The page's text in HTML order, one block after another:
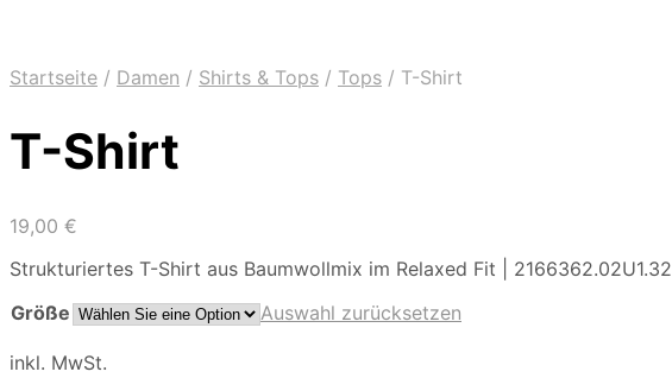
Startseite / Damen / Shirts & Tops / Tops / T-Shirt
T-Shirt
19,00 €
Strukturiertes T-Shirt aus Baumwollmix im Relaxed Fit | 2166362.02U1.32
Größe
Auswahl zurücksetzen
inkl. MwSt.